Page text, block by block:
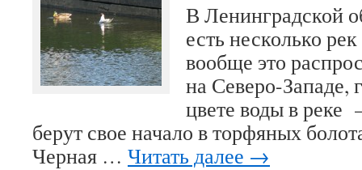
В Ленинградской
есть несколько
вообще это
на Северо-Западе,
цвете воды в
берут свое начало в торфяных
Черная … Читать далее →